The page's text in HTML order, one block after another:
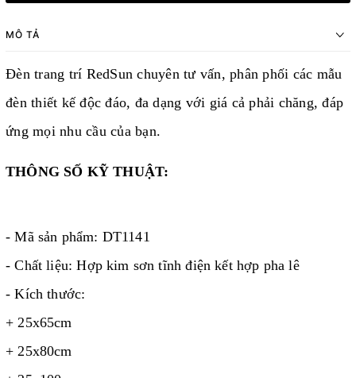
MÔ TẢ
Đèn trang trí RedSun chuyên tư vấn, phân phối các mẫu
đèn thiết kế độc đáo, đa dạng với giá cả phải chăng, đáp
ứng mọi nhu cầu của bạn.
THÔNG SỐ KỸ THUẬT:
- Mã sản phẩm: DT1141
- Chất liệu: Hợp kim sơn tĩnh điện kết hợp pha lê
- Kích thước:
+ 25x65cm
+ 25x80cm